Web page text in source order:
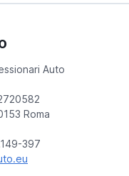
Auto
Roma
397